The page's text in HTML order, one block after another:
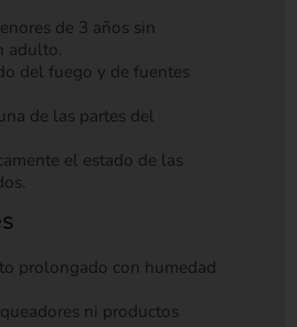
de 3 años sin
adulto.
del fuego y de fuentes
de las partes del
el estado de las
prolongado con humedad
ni productos